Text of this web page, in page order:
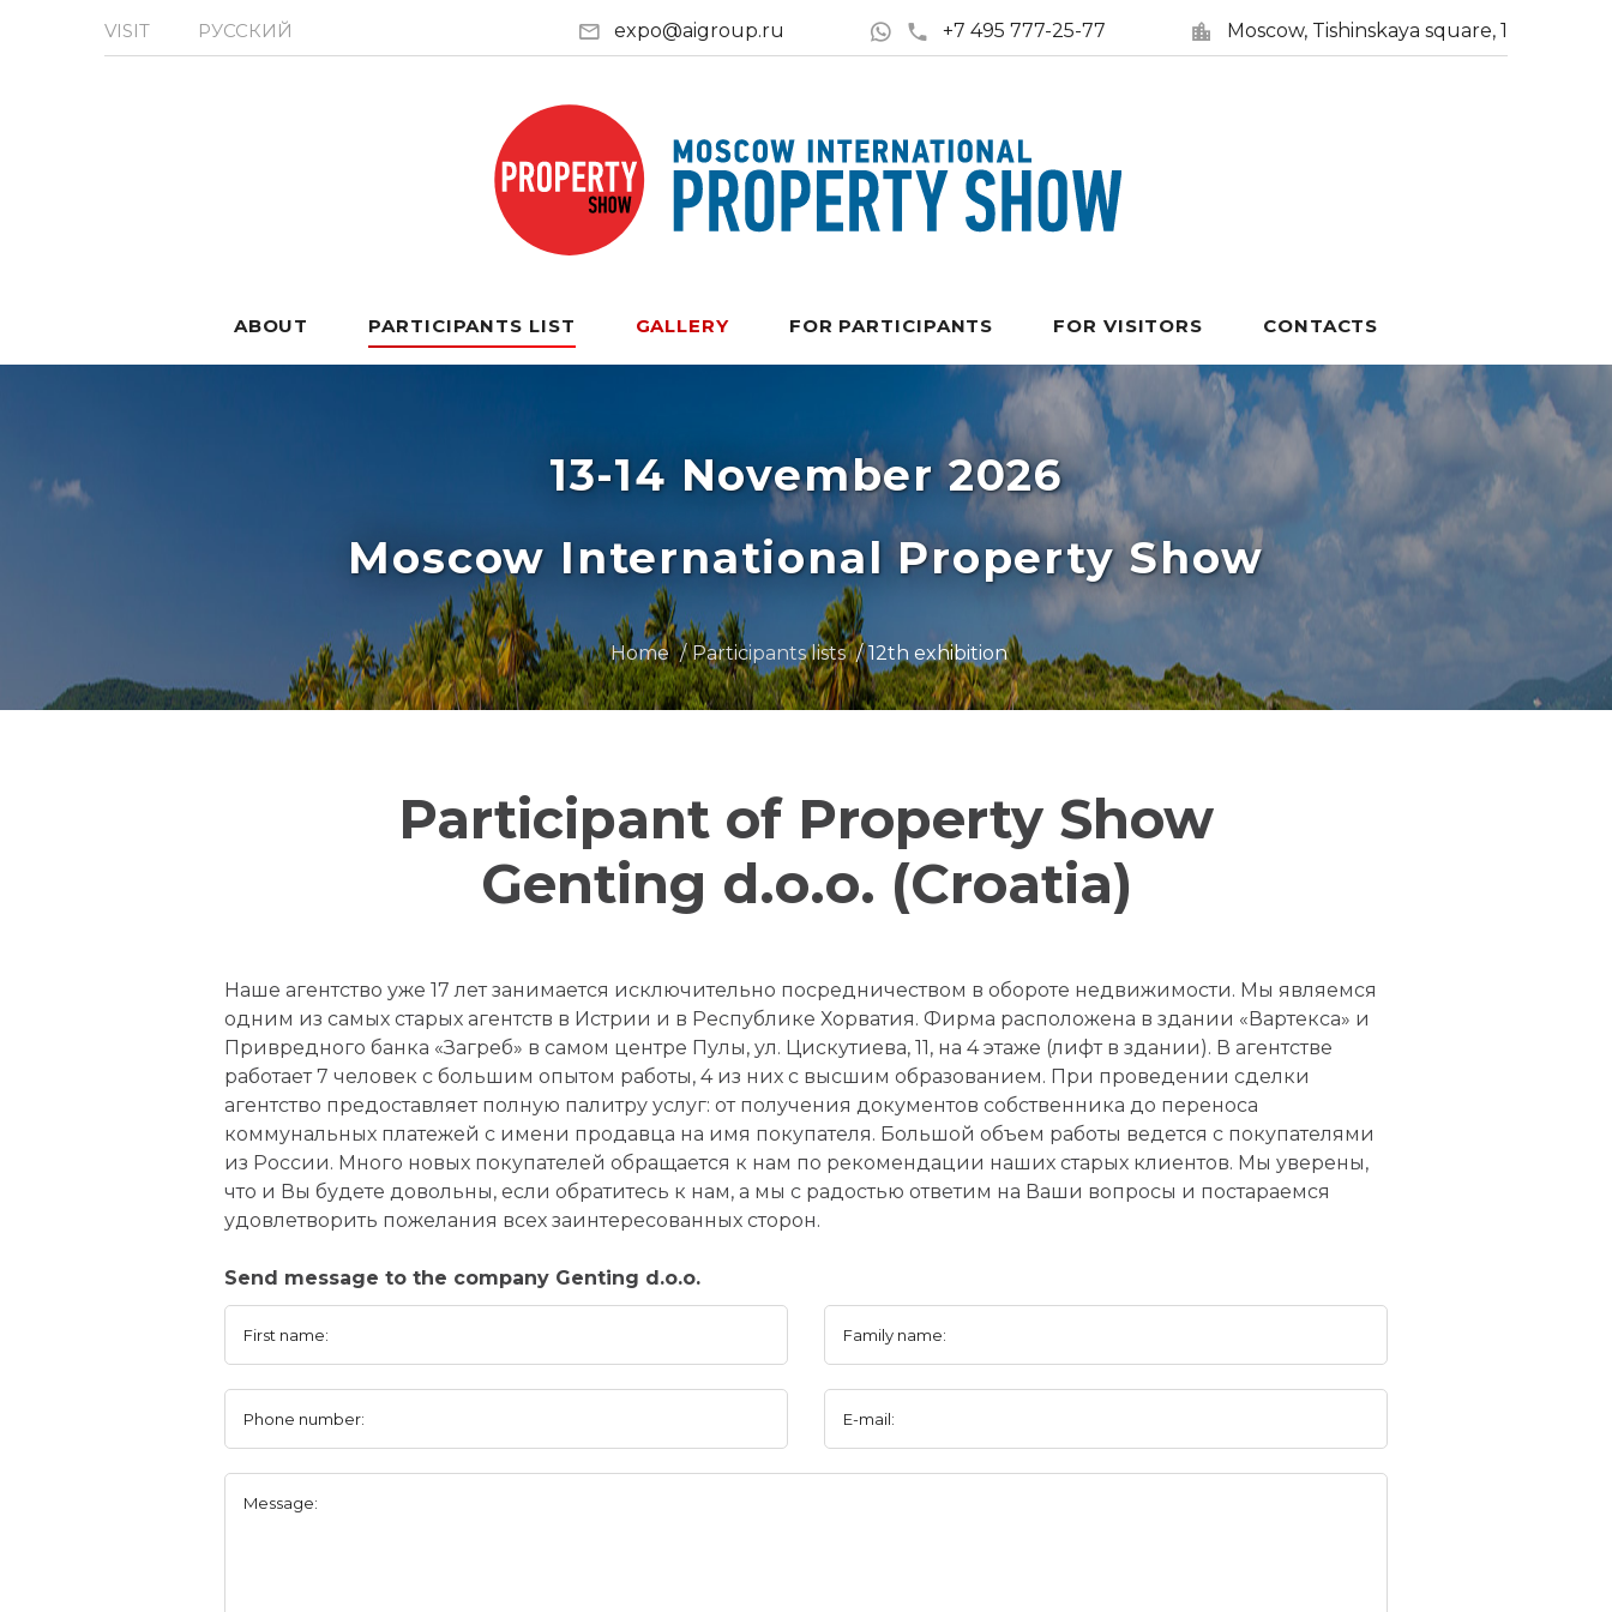
VISIT РУССКИЙ expo@aigroup.ru +7 495 777-25-77 Moscow, Tishinskaya square, 1
ABOUT PARTICIPANTS LIST GALLERY FOR PARTICIPANTS FOR VISITORS CONTACTS
13-14 November 2026
Moscow International Property Show
Home Participants lists 12th exhibition
Participant of Property Show
Genting d.o.o. (Croatia)
Наше агентство уже 17 лет занимается исключительно посредничеством в обороте недвижимости. Мы являемся
одним из самых старых агентств в Истрии и в Республике Хорватия. Фирма расположена в здании «Вартекса» и
Привредного банка «Загреб» в самом центре Пулы, ул. Цискутиева, 11, на 4 этаже (лифт в здании). В агентстве
работает 7 человек с большим опытом работы, 4 из них с высшим образованием. При проведении сделки
агентство предоставляет полную палитру услуг: от получения документов собственника до переноса
коммунальных платежей с имени продавца на имя покупателя. Большой объем работы ведется с покупателями
из России. Много новых покупателей обращается к нам по рекомендации наших старых клиентов. Мы уверены,
что и Вы будете довольны, если обратитесь к нам, а мы с радостью ответим на Ваши вопросы и постараемся
удовлетворить пожелания всех заинтересованных сторон.
Send message to the company Genting d.o.o.
First name: Family name:
Phone number: E-mail:
Message: